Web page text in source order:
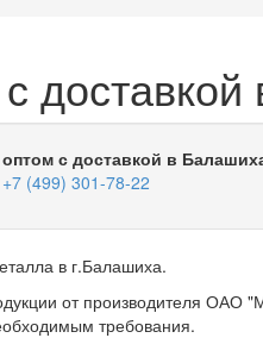
с доставкой в
+7 (499) 301-78-22
в г.Балашиха.
от производителя ОАО
требования.